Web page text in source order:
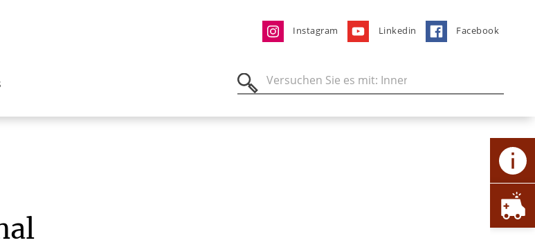
Instagram Linkedin Facebook